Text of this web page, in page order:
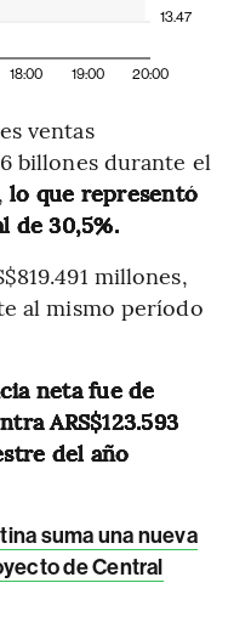
18:00 19:00 20:00
13.47
ventas
billones durante el
lo que representó
de 30,5%.
millones,
al mismo período
neta fue de
ARS$123.593
del año
suma una nueva
de Central